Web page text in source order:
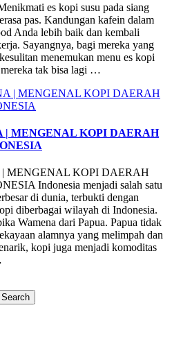
es kopi susu pada siang
pas. Kandungan kafein dalam
Anda lebih baik dan kembali
Sayangnya, bagi mereka yang
menemukan menu es kopi
mereka tak bisa lagi …
| MENGENAL KOPI DAERAH
MENGENAL KOPI DAERAH
Indonesia menjadi salah satu
di dunia, terbukti dengan
diberbagai wilayah di Indonesia.
Wamena dari Papua. Papua tidak
alamnya yang melimpah dan
kopi juga menjadi komoditas
Search